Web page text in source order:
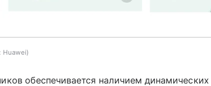
Huawei
обеспечивается наличием динамических